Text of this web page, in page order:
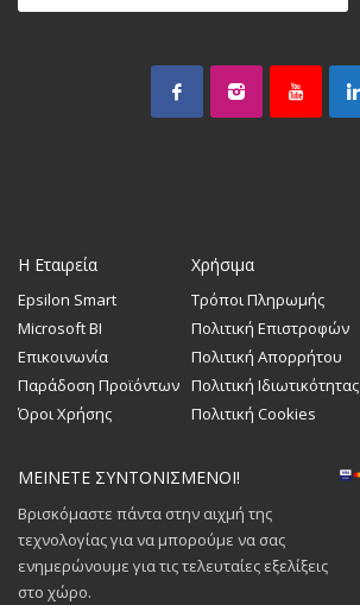
Η Εταιρεία
Epsilon Smart
Microsoft BI
Επικοινωνία
Παράδοση Προϊόντων
Όροι Χρήσης
Χρήσιμα
Τρόποι Πληρωμής
Πολιτική Επιστροφών
Πολιτική Απορρήτου
Πολιτική Ιδιωτικότητας
Πολιτική Cookies
ΜΕΙΝΕΤΕ ΣΥΝΤΟΝΙΣΜΕΝΟΙ!
Βρισκόμαστε πάντα στην αιχμή της
τεχνολογίας για να μπορούμε να σας
ενημερώνουμε για τις τελευταίες εξελίξεις
στο χώρο.